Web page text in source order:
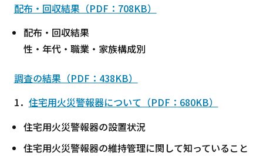
配布・回収結果（PDF：708KB）
配布・回収結果
性・年代・職業・家族構成別
調査の結果（PDF：438KB）
1． 住宅用火災警報器について（PDF：680KB）
住宅用火災警報器の設置状況
住宅用火災警報器の維持管理に関して知っていること